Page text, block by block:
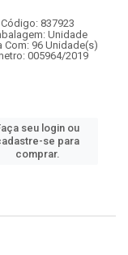
Código: 837923
Unidade
Com: 96 Unidade(s)
005964/2019
seu login ou
se para
comprar.